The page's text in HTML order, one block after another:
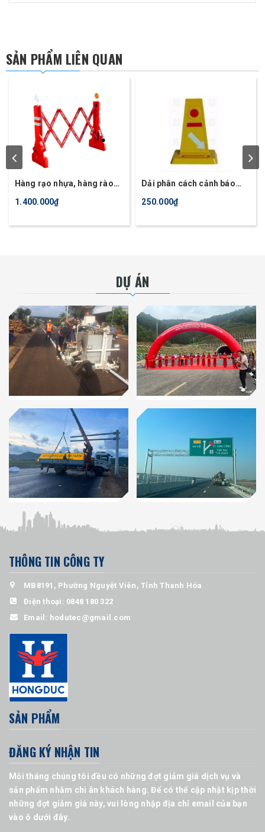
SẢN PHẨM LIÊN QUAN
Hàng rạo nhựa, hàng rào
gấp gọn, hàng rào an toàn
1.400.000₫
Dải phân cách cảnh báo
nhựa dẻo PVC
250.000₫
DỰ ÁN
THÔNG TIN CÔNG TY
MB8191, Phường Nguyệt Viên, Tỉnh Thanh Hóa
Điện thoại: 0848 180 322
Email: hodutec@gmail.com
SẢN PHẨM
ĐĂNG KÝ NHẬN TIN
Mỗi tháng chúng tôi đều có những đợt giảm giá dịch vụ và
sản phẩm nhằm chi ân khách hàng. Để có thể cập nhật kịp thời
những đợt giảm giá này, vui lòng nhập địa chỉ email của bạn
vào ô dưới đây.